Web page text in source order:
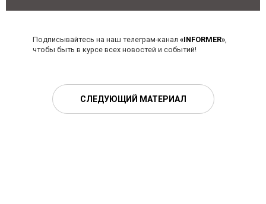
Подписывайтесь на наш телеграм-канал «INFORMER»,
чтобы быть в курсе всех новостей и событий!
СЛЕДУЮЩИЙ МАТЕРИАЛ